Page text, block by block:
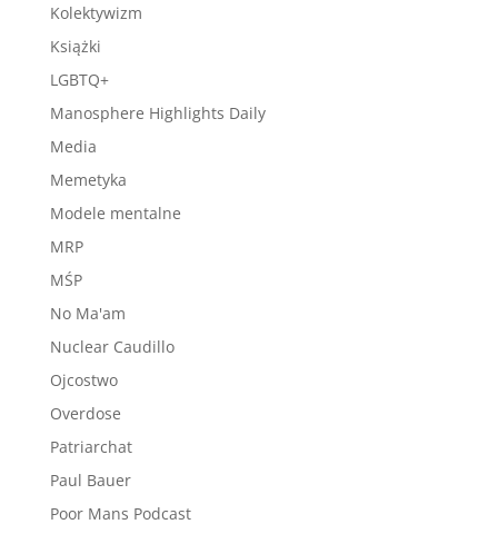
Kolektywizm
Książki
LGBTQ+
Manosphere Highlights Daily
Media
Memetyka
Modele mentalne
MRP
MŚP
No Ma'am
Nuclear Caudillo
Ojcostwo
Overdose
Patriarchat
Paul Bauer
Poor Mans Podcast